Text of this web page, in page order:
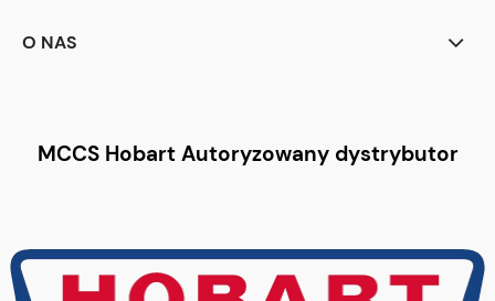
O NAS
MCCS Hobart Autoryzowany dystrybutor